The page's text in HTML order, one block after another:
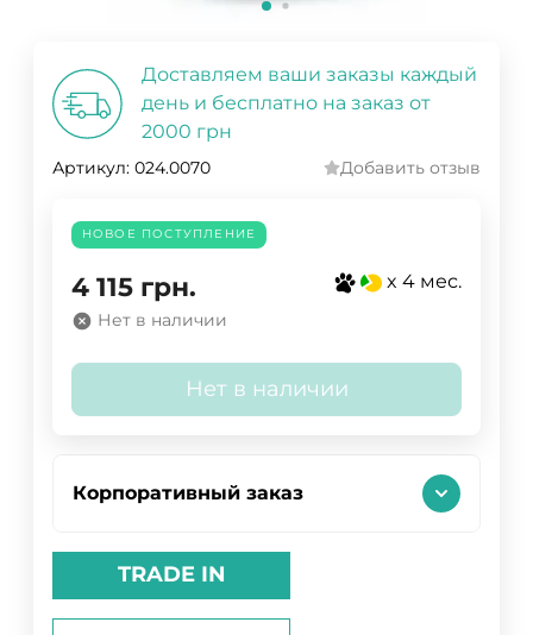
Доставляем ваши заказы каждый
день и бесплатно на заказ от
2000 грн
Артикул: 024.0070 Добавить отзыв
НОВОЕ ПОСТУПЛЕНИЕ
4 115 грн. x 4 мес.
Нет в наличии
Нет в наличии
Корпоративный заказ
TRADE IN